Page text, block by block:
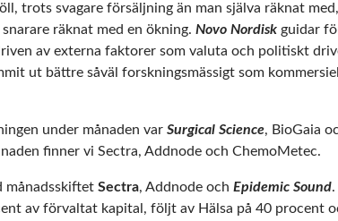
trots svagare försäljning än man själva räknat
räknat med en ökning. Novo Nordisk guidar
av externa faktorer som valuta och politiskt
ut bättre såväl forskningsmässigt som
under månaden var Surgical Science, BioGaia
finner vi Sectra, Addnode och ChemoMetec.
månadsskiftet Sectra, Addnode och Epidemic Sound
av förvaltat kapital, följt av Hälsa på 40 procent